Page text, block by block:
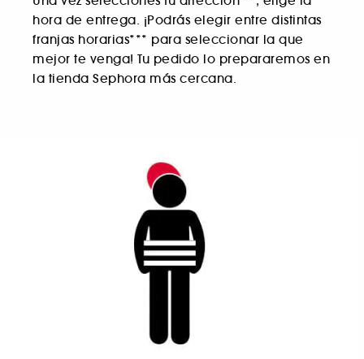
hora de entrega. ¡Podrás elegir entre distintas
franjas horarias*** para seleccionar la que
mejor te venga! Tu pedido lo prepararemos en
la tienda Sephora más cercana.